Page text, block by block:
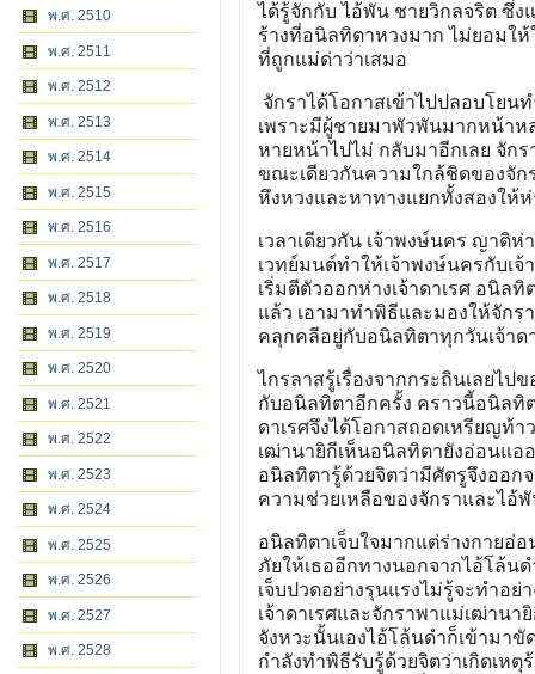
พ.ศ. 2510
พ.ศ. 2511
พ.ศ. 2512
พ.ศ. 2513
พ.ศ. 2514
พ.ศ. 2515
พ.ศ. 2516
พ.ศ. 2517
พ.ศ. 2518
พ.ศ. 2519
พ.ศ. 2520
พ.ศ. 2521
พ.ศ. 2522
พ.ศ. 2523
พ.ศ. 2524
พ.ศ. 2525
พ.ศ. 2526
พ.ศ. 2527
พ.ศ. 2528
ได้รู้จักกับ ไอ้พัน ชายวิกลจริต ซึ่ง
ร้างที่อนิลทิตาหวงมาก ไม่ยอมให้
ที่ถูกแม่ด่าว่าเสมอ
จักราได้โอกาสเข้าไปปลอบโยน
เพราะมีผู้ชายมาพัวพันมากหน้าห
หายหน้าไปไม่ กลับมาอีกเลย จักร
ขณะเดียวกันความใกล้ชิดของจัก
หึงหวงและหาทางแยกทั้งสองให้
เวลาเดียวกัน เจ้าพงษ์นคร ญาติ
เวทย์มนต์ทำให้เจ้าพงษ์นครกับเ
เริ่มตีตัวออกห่างเจ้าดาเรศ อนิล
แล้ว เอามาทำพิธีและมองให้จักร
คลุกคลีอยู่กับอนิลทิตาทุกวันเจ้าด
ไกรลาสรู้เรื่องจากกระถินเลยไ
กับอนิลทิตาอีกครั้ง คราวนี้อนิลทิต
ดาเรศจึงได้โอกาสถอดเหรียญท้
เฒ่านายิกีเห็นอนิลทิตายังอ่อนแอ
อนิลทิตารู้ด้วยจิตว่ามีศัตรูจึงออก
ความช่วยเหลือของจักราและไอ้
อนิลทิตาเจ็บใจมากแต่ร่างกายอ่
ภัยให้เธออีกทางนอกจากไอ้โล้น
เจ็บปวดอย่างรุนแรงไม่รู้จะทำอย่
เจ้าดาเรศและจักราพาแม่เฒ่าน
จังหวะนั้นเองไอ้โล้นดำก็เข้ามา
กำลังทำพิธีรับรู้ด้วยจิตว่าเกิดเห